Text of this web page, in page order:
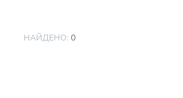
НАЙДЕНО: 0